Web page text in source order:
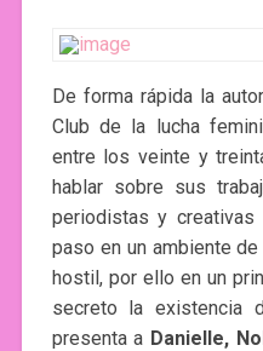
De forma rápida la
Club de la lucha
entre los veinte y
hablar sobre sus
periodistas y creativas
paso en un ambiente
hostil, por ello en un
secreto la existencia
presenta a Danielle,